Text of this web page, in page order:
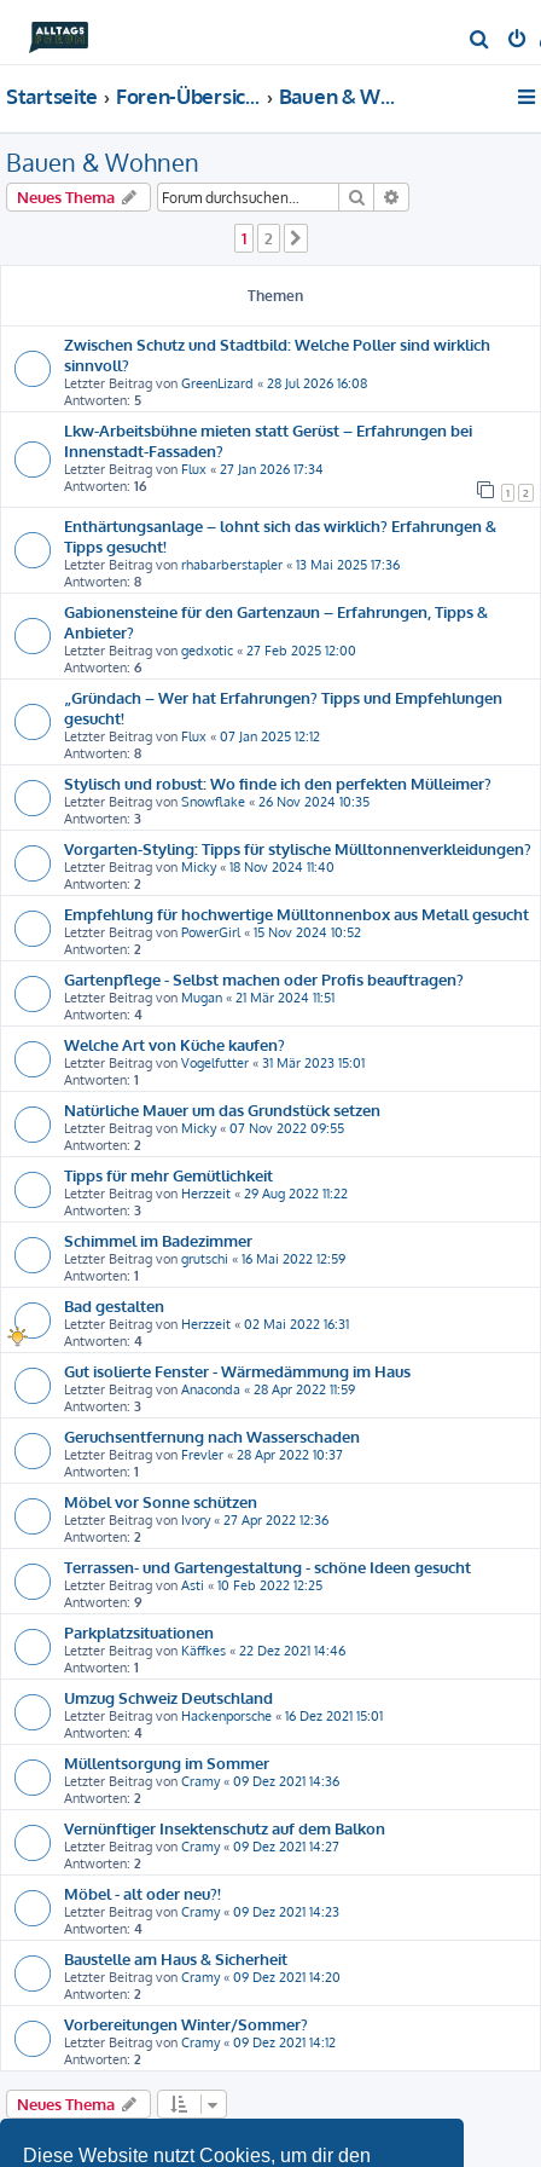
Diese Website nutzt Cookies, um dir den
u
Startseite Foren-Übersicht Bauen & Wohnen
Bauen & Wohnen
Neues Thema Suche
1 2
Themen
Zwischen Schutz und Stadtbild: Welche Poller sind wirklich
sinnvoll?
Letzter Beitrag von GreenLizard « 28 Jul 2026 16:08
Antworten: 5
Lkw-Arbeitsbühne mieten statt Gerüst – Erfahrungen bei
Innenstadt-Fassaden?
Letzter Beitrag von Flux « 27 Jan 2026 17:34
Antworten: 16 1 2
Enthärtungsanlage – lohnt sich das wirklich? Erfahrungen &
Tipps gesucht!
Letzter Beitrag von rhabarberstapler « 13 Mai 2025 17:36
Antworten: 8
Gabionensteine für den Gartenzaun – Erfahrungen, Tipps &
Anbieter?
Letzter Beitrag von gedxotic « 27 Feb 2025 12:00
Antworten: 6
„Gründach – Wer hat Erfahrungen? Tipps und Empfehlungen
gesucht!
Letzter Beitrag von Flux « 07 Jan 2025 12:12
Antworten: 8
Stylisch und robust: Wo finde ich den perfekten Mülleimer?
Letzter Beitrag von Snowflake « 26 Nov 2024 10:35
Antworten: 3
Vorgarten-Styling: Tipps für stylische Mülltonnenverkleidungen?
Letzter Beitrag von Micky« 18 Nov 2024 11:40
Antworten: 2
Empfehlung für hochwertige Mülltonnenbox aus Metall gesucht
Letzter Beitrag von PowerGirl« 15 Nov 2024 10:52
Antworten: 2
Gartenpflege - Selbst machen oder Profis beauftragen?
Letzter Beitrag von Mugan « 21 Mär 2024 11:51
Antworten: 4
Welche Art von Küche kaufen?
Letzter Beitrag von Vogelfutter « 31 Mär 2023 15:01
Antworten: 1
Natürliche Mauer um das Grundstück setzen
Letzter Beitrag von Micky« 07 Nov 2022 09:55
Antworten: 2
Tipps für mehr Gemütlichkeit
Letzter Beitrag von Herzzeit « 29 Aug 2022 11:22
Antworten: 3
Schimmel im Badezimmer
Letzter Beitrag von grutschi « 16 Mai 2022 12:59
Antworten: 1
Bad gestalten
Letzter Beitrag von Herzzeit « 02 Mai 2022 16:31
Antworten: 4
Gut isolierte Fenster - Wärmedämmung im Haus
Letzter Beitrag von Anaconda « 28 Apr 2022 11:59
Antworten: 3
Geruchsentfernung nach Wasserschaden
Letzter Beitrag von Frevler « 28 Apr 2022 10:37
Antworten: 1
Möbel vor Sonne schützen
Letzter Beitrag von Ivory« 27 Apr 2022 12:36
Antworten: 2
Terrassen- und Gartengestaltung - schöne Ideen gesucht
Letzter Beitrag von Asti « 10 Feb 2022 12:25
Antworten: 9
Parkplatzsituationen
Letzter Beitrag von Käffkes « 22 Dez 2021 14:46
Antworten: 1
Umzug Schweiz Deutschland
Letzter Beitrag von Hackenporsche « 16 Dez 2021 15:01
Antworten: 4
Müllentsorgung im Sommer
Letzter Beitrag von Cramy« 09 Dez 2021 14:36
Antworten: 2
Vernünftiger Insektenschutz auf dem Balkon
Letzter Beitrag von Cramy« 09 Dez 2021 14:27
Antworten: 2
Möbel - alt oder neu?!
Letzter Beitrag von Cramy« 09 Dez 2021 14:23
Antworten: 4
Baustelle am Haus & Sicherheit
Letzter Beitrag von Cramy« 09 Dez 2021 14:20
Antworten: 2
Vorbereitungen Winter/Sommer?
Letzter Beitrag von Cramy« 09 Dez 2021 14:12
Antworten: 2
Neues Thema